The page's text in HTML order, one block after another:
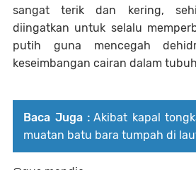
sangat terik dan kering,
diingatkan untuk selalu
putih guna mencegah
keseimbangan cairan dalam
Baca Juga : Akibat kapal
muatan batu bara tumpah di